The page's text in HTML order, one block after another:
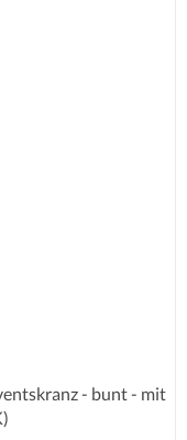
von 5 Sternen
- bunt - mit